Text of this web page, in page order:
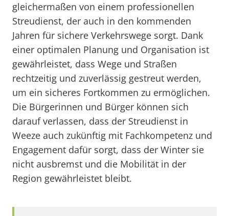
gleichermaßen von einem professionellen
Streudienst, der auch in den kommenden
Jahren für sichere Verkehrswege sorgt. Dank
einer optimalen Planung und Organisation ist
gewährleistet, dass Wege und Straßen
rechtzeitig und zuverlässig gestreut werden,
um ein sicheres Fortkommen zu ermöglichen.
Die Bürgerinnen und Bürger können sich
darauf verlassen, dass der Streudienst in
Weeze auch zukünftig mit Fachkompetenz und
Engagement dafür sorgt, dass der Winter sie
nicht ausbremst und die Mobilität in der
Region gewährleistet bleibt.